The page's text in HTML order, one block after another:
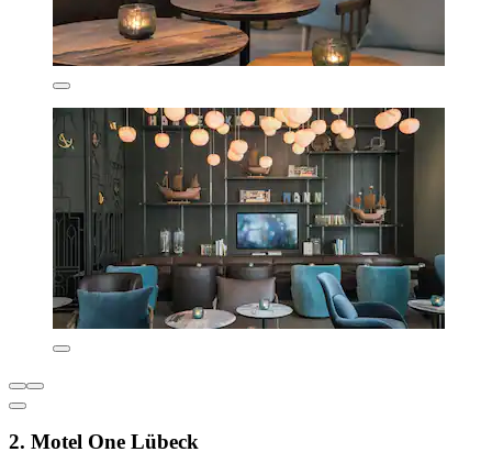
2. Motel One Lübeck